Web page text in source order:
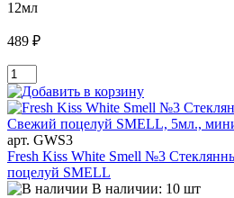
12мл
489 ₽
арт. GWS3
Fresh Kiss White Smell №3
поцелуй SMELL
В наличии: 10 шт